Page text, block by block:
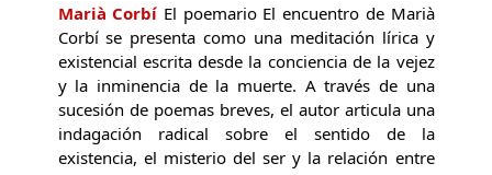
Marià Corbí El poemario El encuentro de Marià
Corbí se presenta como una meditación lírica y
existencial escrita desde la conciencia de la vejez
y la inminencia de la muerte. A través de una
sucesión de poemas breves, el autor articula una
indagación radical sobre el sentido de la
existencia, el misterio del ser y la relación entre